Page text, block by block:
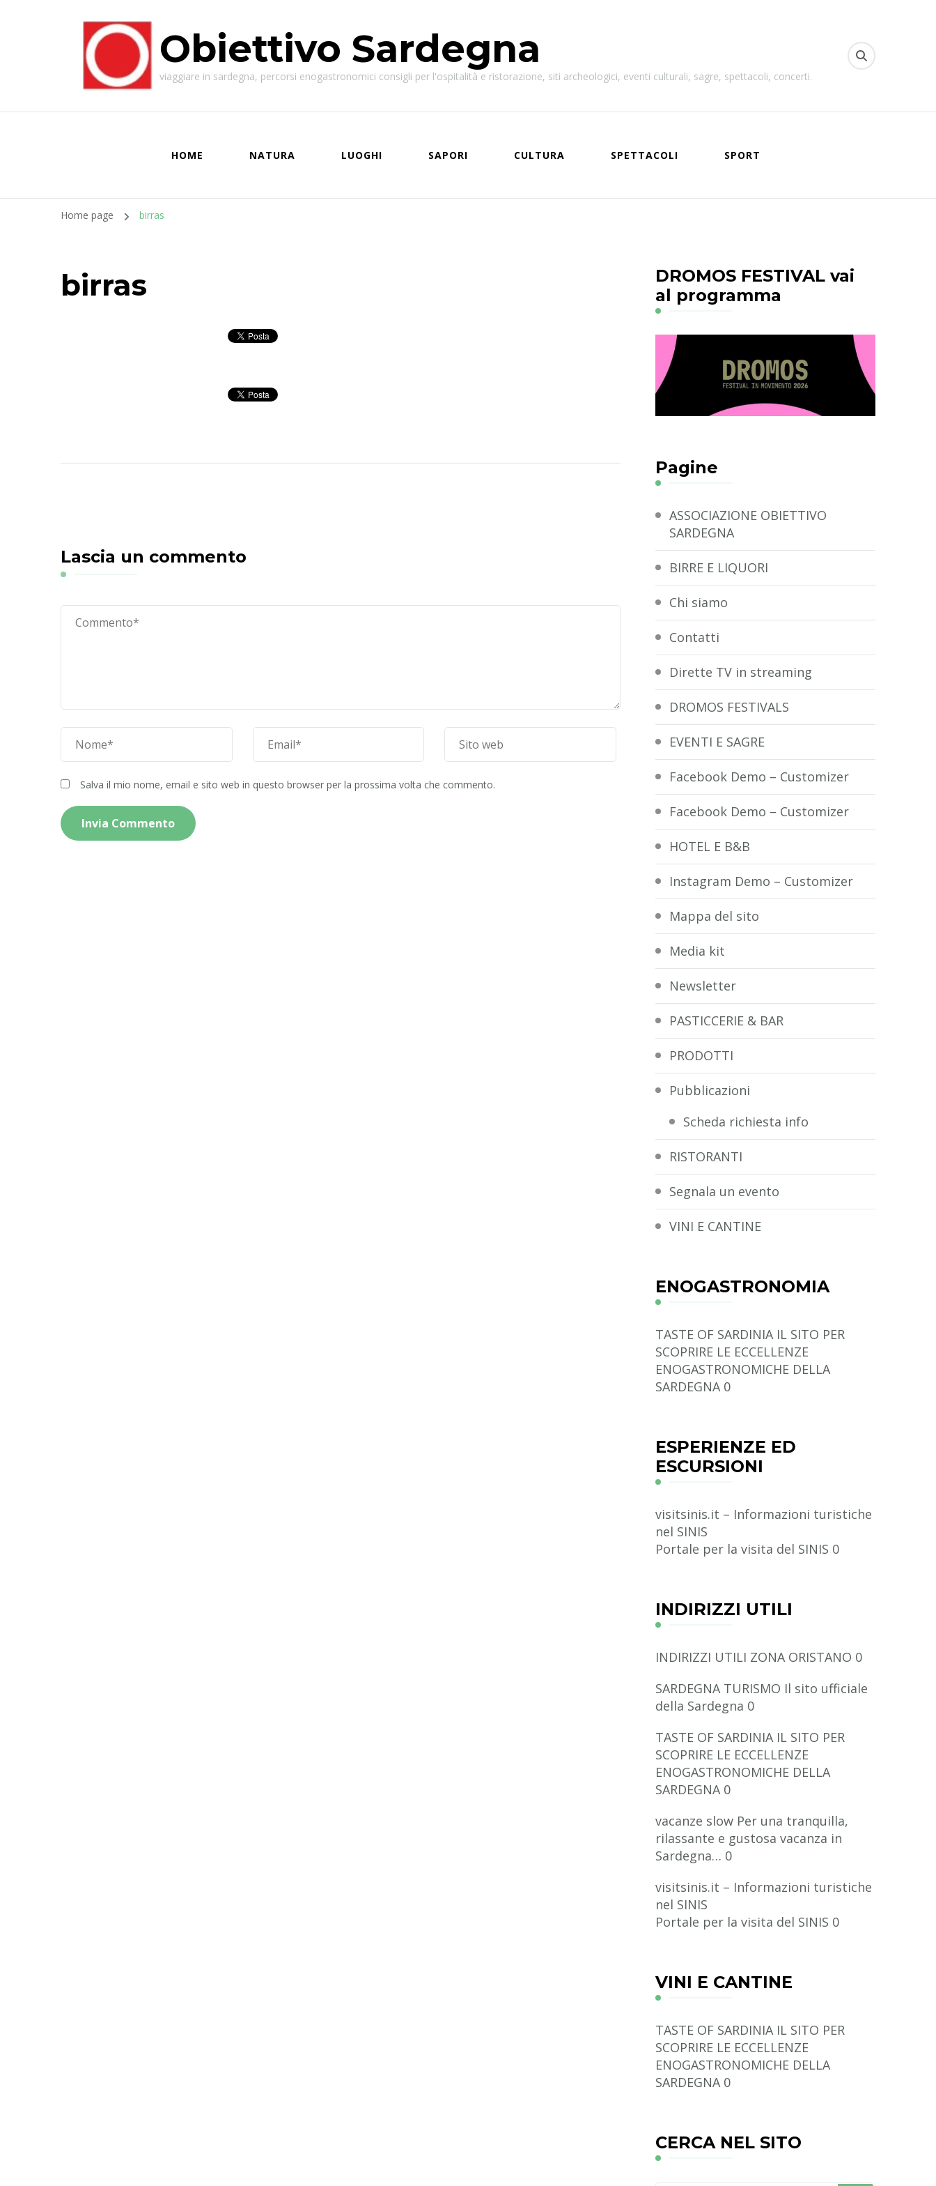
Obiettivo Sardegna
viaggiare in sardegna, percorsi enogastronomici consigli per l'ospitalità e ristorazione, siti archeologici, eventi culturali, sagre, spettacoli, concerti.
HOME NATURA LUOGHI SAPORI CULTURA SPETTACOLI SPORT
Home page birras
birras
Lascia un commento
Salva il mio nome, email e sito web in questo browser per la prossima volta che commento.
DROMOS FESTIVAL vai
al programma
Pagine
ASSOCIAZIONE OBIETTIVO
SARDEGNA
BIRRE E LIQUORI
Chi siamo
Contatti
Dirette TV in streaming
DROMOS FESTIVALS
EVENTI E SAGRE
Facebook Demo – Customizer
Facebook Demo – Customizer
HOTEL E B&B
Instagram Demo – Customizer
Mappa del sito
Media kit
Newsletter
PASTICCERIE & BAR
PRODOTTI
Pubblicazioni
Scheda richiesta info
RISTORANTI
Segnala un evento
VINI E CANTINE
ENOGASTRONOMIA
TASTE OF SARDINIA IL SITO PER
SCOPRIRE LE ECCELLENZE
ENOGASTRONOMICHE DELLA
SARDEGNA 0
ESPERIENZE ED
ESCURSIONI
visitsinis.it – Informazioni turistiche
nel SINIS
Portale per la visita del SINIS 0
INDIRIZZI UTILI
INDIRIZZI UTILI ZONA ORISTANO 0
SARDEGNA TURISMO Il sito ufficiale
della Sardegna 0
TASTE OF SARDINIA IL SITO PER
SCOPRIRE LE ECCELLENZE
ENOGASTRONOMICHE DELLA
SARDEGNA 0
vacanze slow Per una tranquilla,
rilassante e gustosa vacanza in
Sardegna… 0
visitsinis.it – Informazioni turistiche
nel SINIS
Portale per la visita del SINIS 0
VINI E CANTINE
TASTE OF SARDINIA IL SITO PER
SCOPRIRE LE ECCELLENZE
ENOGASTRONOMICHE DELLA
SARDEGNA 0
CERCA NEL SITO